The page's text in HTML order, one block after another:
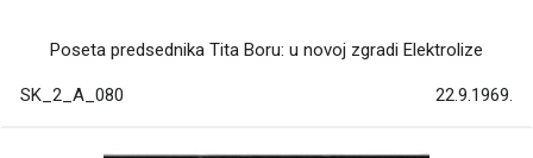
Poseta predsednika Tita Boru: u novoj zgradi Elektrolize
SK_2_A_080 22.9.1969.